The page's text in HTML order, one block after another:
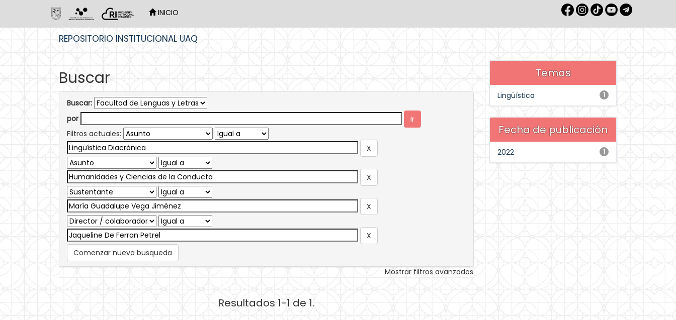
INICIO
REPOSITORIO INSTITUCIONAL UAQ
Buscar
Buscar:
por
Filtros actuales:
Comenzar nueva busqueda
Mostrar filtros avanzados
Resultados 1-1 de 1.
Temas
1
Lingüística
Fecha de publicación
1
2022